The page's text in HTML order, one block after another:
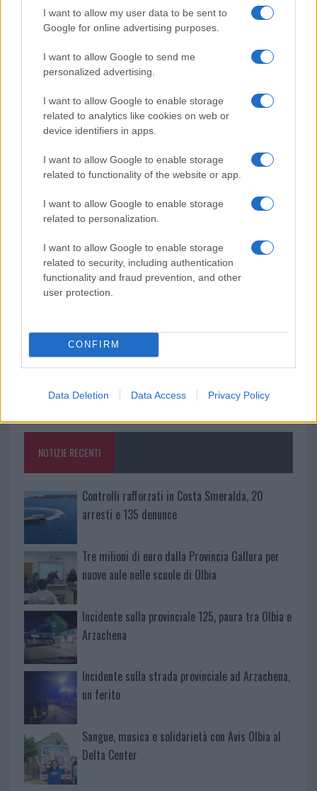
I want to allow my user data to be sent to
Google for online advertising purposes.
I want to allow Google to send me
personalized advertising.
I want to allow Google to enable storage
related to analytics like cookies on web or
device identifiers in apps.
I want to allow Google to enable storage
related to functionality of the website or app.
I want to allow Google to enable storage
related to personalization.
I want to allow Google to enable storage
related to security, including authentication
functionality and fraud prevention, and other
user protection.
CONFIRM
Data Deletion Data Access Privacy Policy
Inviaci le tue segnalazioni,
Su WhatsApp al numero +39
345 356 7512
Ricevi le nostre ultime news
daGoogle News
Condividi l'articolo
F
a
ce
b
o
o
k
T
w
it
te
r
Pi
n
te
re
st
W
h
at
s
A
p
S
a
re
Prossimo articolo
NOTIZIE RECENTI
Controlli rafforzati in Costa Smeralda, 20
arresti e 135 denunce
Tre milioni di euro dalla Provincia Gallura per
nuove aule nelle scuole di Olbia
Incidente sulla provinciale 125, paura tra Olbia e
Arzachena
Incidente sulla strada provinciale ad Arzachena,
un ferito
Sangue, musica e solidarietà con Avis Olbia al
Delta Center